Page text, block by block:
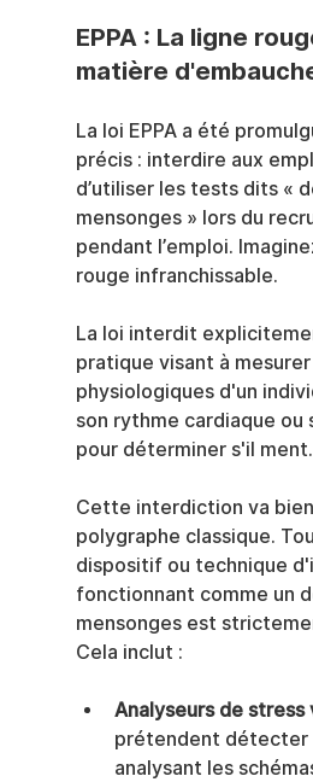
EPPA : La ligne
matière
La loi EPPA a été
précis : interdire aux
d’utiliser les tests dits «
mensonges » lors du
pendant l’emploi.
rouge infranchissable.
La loi interdit
pratique visant à
physiologiques d'un
son rythme cardiaque
pour déterminer s'il ment.
Cette interdiction va
polygraphe classique.
dispositif ou technique
fonctionnant comme un
mensonges est
Cela inclut :
Analyseurs de stress
prétendent détecter
analysant les